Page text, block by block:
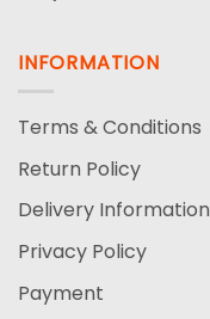
INFORMATION
Terms & Conditions
Return Policy
Delivery Information
Privacy Policy
Payment